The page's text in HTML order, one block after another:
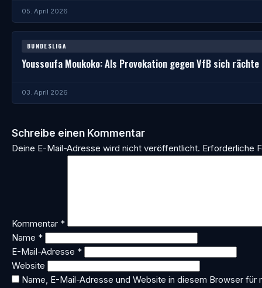
05. April 2026
BUNDESLIGA
Youssoufa Moukoko: Als Provokation gegen VfB sich rächte
03. April 2026
Schreibe einen Kommentar
Deine E-Mail-Adresse wird nicht veröffentlicht. Erforderliche
Kommentar *
Name *
E-Mail-Adresse *
Website
Name, E-Mail-Adresse und Website in diesem Browser für